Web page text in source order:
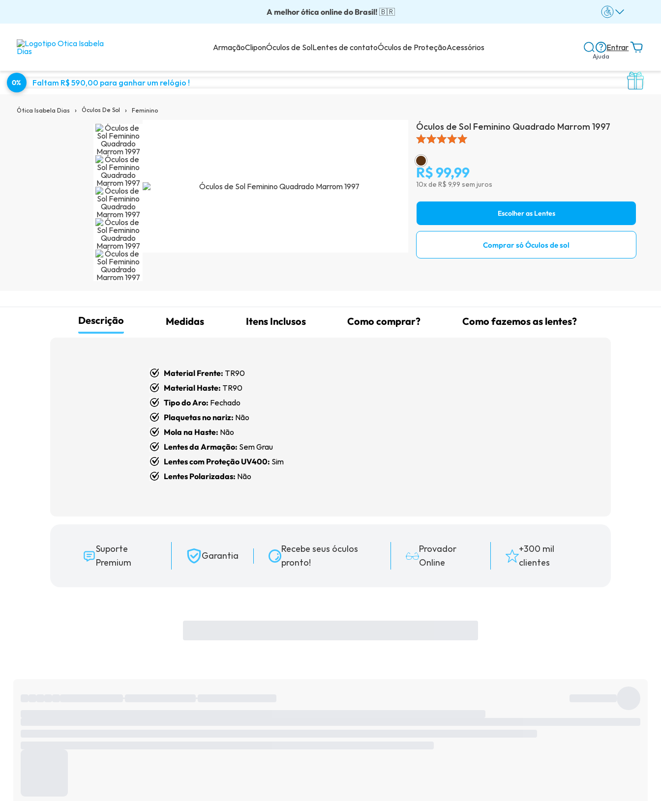
A melhor ótica online do Brasil! 🇧🇷
Óculos completos partir: R$199
Adquira em até 10x sem juros!💙
Enviamos para todo o Brasil!
Óculos de grau com preço justo!
ArmaçãoCliponÓculos de SolLentes de contatoÓculos de ProteçãoAcessórios
Ajuda
Dicas de lentes
Avaliações dos clientes
Prove óculos online
Como comprar óculos online
suporte@oticaisabeladias.com
Entrar
0% Faltam R$ 590,00 para ganhar um relógio !
Ótica Isabela Dias › Óculos De Sol › Feminino
Óculos de Sol Feminino Quadrado Marrom 1997
R$ 99,99
10x de R$ 9,99 sem juros
Escolher as Lentes
Comprar só Óculos de sol
Descrição Medidas Itens Inclusos Como comprar? Como fazemos as lentes?
Material Frente: TR90
Material Haste: TR90
Tipo do Aro: Fechado
Plaquetas no nariz: Não
Mola na Haste: Não
Lentes da Armação: Sem Grau
Lentes com Proteção UV400: Sim
Lentes Polarizadas: Não
Suporte
Premium
Garantia
Recebe seus óculos
pronto!
Provador
Online
+300 mil
clientes